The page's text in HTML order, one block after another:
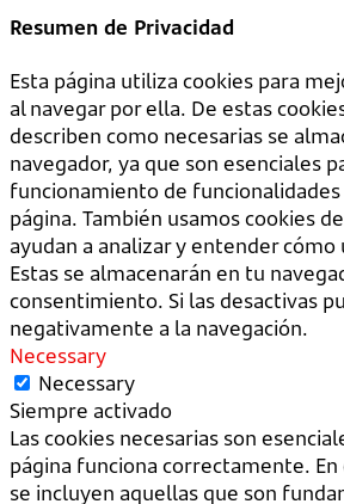
Resumen de Privacidad
Esta página utiliza cookies para
al navegar por ella. De estas
describen como necesarias se
navegador, ya que son esenciales
funcionamiento de funcionalidades
página. También usamos cookies
ayudan a analizar y entender cómo
Estas se almacenarán en tu
consentimiento. Si las desactivas
negativamente a la navegación.
Necessary
Necessary
Siempre activado
Las cookies necesarias son
página funciona correctamente.
se incluyen aquellas que son